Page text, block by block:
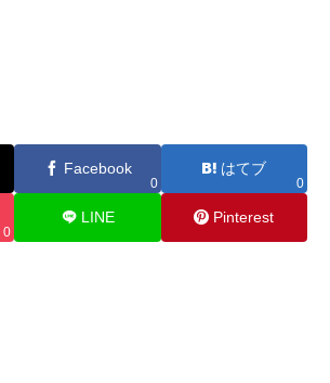
Facebook
0
はてブ
0
0
LINE Pinterest